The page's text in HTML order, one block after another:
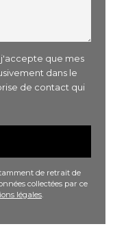
que mes
dans le
de contact qui
de retrait de
collectées par ce
légales.